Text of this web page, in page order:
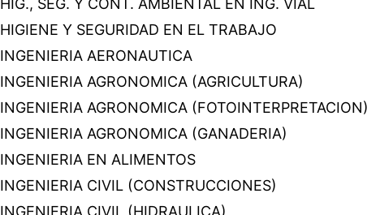
HIGIENE Y SEGURIDAD EN EL TRABAJO
INGENIERIA AERONAUTICA
INGENIERIA AGRONOMICA (AGRICULTURA)
INGENIERIA AGRONOMICA (FOTOINTERPRETACION)
INGENIERIA AGRONOMICA (GANADERIA)
INGENIERIA EN ALIMENTOS
INGENIERIA CIVIL (CONSTRUCCIONES)
INGENIERIA CIVIL (HIDRAULICA)